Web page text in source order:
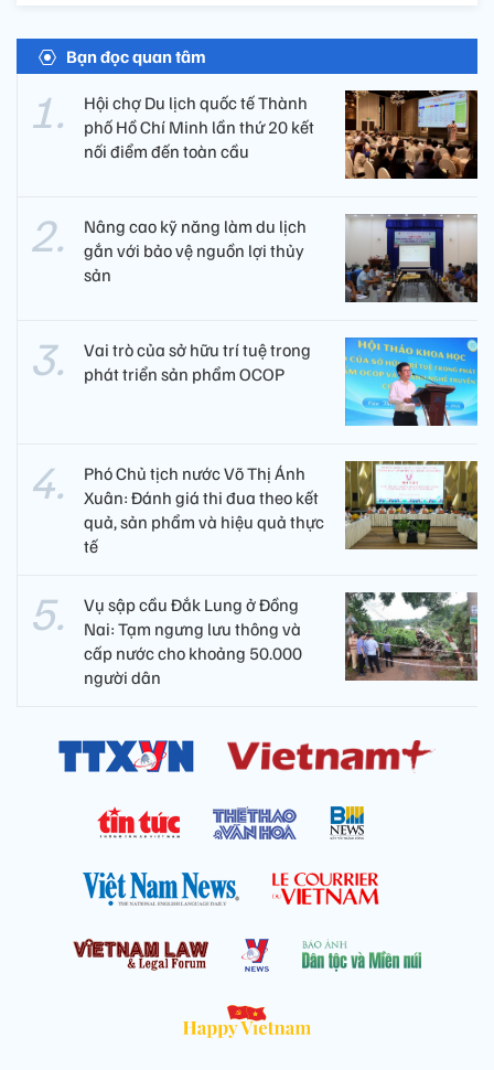
Bạn đọc quan tâm
Hội chợ Du lịch quốc tế Thành
phố Hồ Chí Minh lần thứ 20 kết
nối điểm đến toàn cầu
Nâng cao kỹ năng làm du lịch
gắn với bảo vệ nguồn lợi thủy
sản
Vai trò của sở hữu trí tuệ trong
phát triển sản phẩm OCOP
Phó Chủ tịch nước Võ Thị Ánh
Xuân: Đánh giá thi đua theo kết
quả, sản phẩm và hiệu quả thực
tế
Vụ sập cầu Đắk Lung ở Đồng
Nai: Tạm ngưng lưu thông và
cấp nước cho khoảng 50.000
người dân